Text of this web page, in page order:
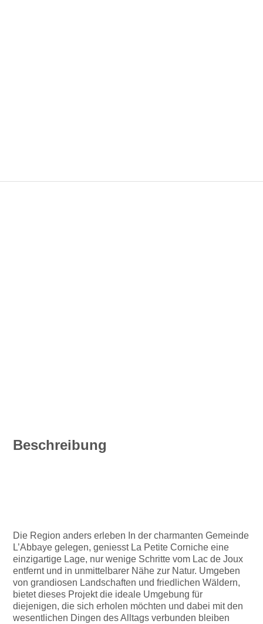
Beschreibung
Die Region anders erleben In der charmanten Gemeinde
L’Abbaye gelegen, geniesst La Petite Corniche eine
einzigartige Lage, nur wenige Schritte vom Lac de Joux
entfernt und in unmittelbarer Nähe zur Natur. Umgeben
von grandiosen Landschaften und friedlichen Wäldern,
bietet dieses Projekt die ideale Umgebung für
diejenigen, die sich erholen möchten und dabei mit den
wesentlichen Dingen des Alltags verbunden bleiben